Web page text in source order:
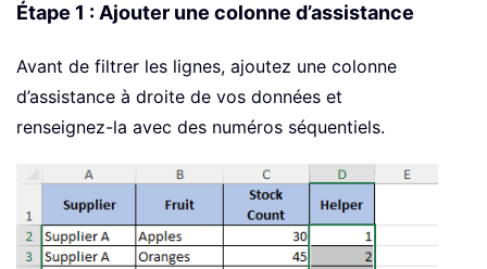
Étape 1 : Ajouter une colonne d’assistance
Avant de filtrer les lignes, ajoutez une colonne
d’assistance à droite de vos données et
renseignez-la avec des numéros séquentiels.